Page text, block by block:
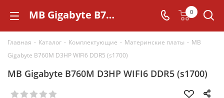
MB Gigabyte B760M D3HP WIFI6 DDR5 (s1700) 0
Главная - Каталог - Комплектующие - Материнские платы - MB
Gigabyte B760M D3HP WIFI6 DDR5 (s1700)
MB Gigabyte B760M D3HP WIFI6 DDR5 (s1700)